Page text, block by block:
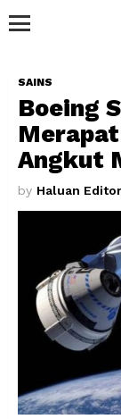
SAINS
Boeing
Angkut
by Haluan Editor